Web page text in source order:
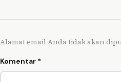
Alamat email Anda tidak akan
Komentar *